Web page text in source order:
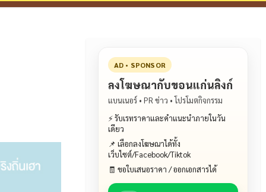
AD • SPONSOR
ลงโฆษณากับขอนแก่นลิงก์
แบนเนอร์ • PR ข่าว • โปรโมตกิจกรรม
⚡ รับเรทราคาและคำแนะนำภายในวัน
เดียว
📌 เลือกลงโฆษณาได้ทั้ง
เว็บไซต์/Facebook/Tiktok
🧾 ขอใบเสนอราคา / ออกเอกสารได้